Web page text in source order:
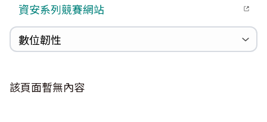
Heartbleed
Logjam&Freak
資安系列競賽網站
數位韌性
該頁面暫無內容